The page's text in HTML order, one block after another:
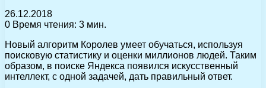
26.12.2018
0 Время чтения: 3 мин.
Новый алгоритм Королев умеет обучаться, используя
поисковую статистику и оценки миллионов людей. Таким
образом, в поиске Яндекса появился искусственный
интеллект, с одной задачей, дать правильный ответ.